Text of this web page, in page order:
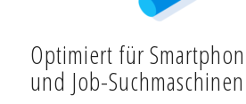
Optimiert für
und Job-Suchmaschinen